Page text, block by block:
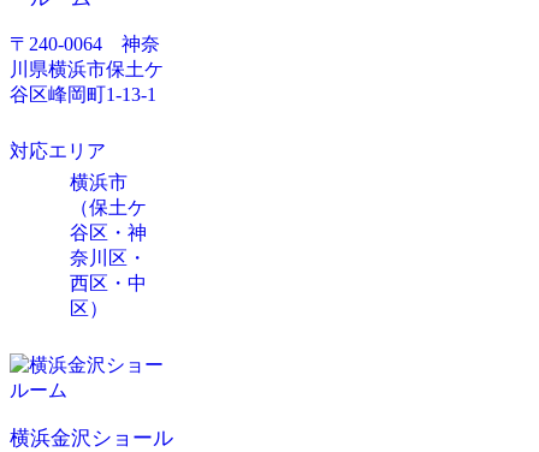
〒240-0064 神奈
川県横浜市保土ケ
谷区峰岡町1-13-1
対応エリア
横浜市
（保土ケ
谷区・神
奈川区・
西区・中
区）
横浜金沢ショール